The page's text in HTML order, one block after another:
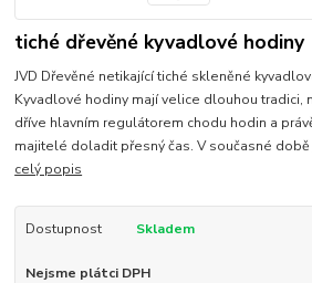
tiché dřevěné kyvadlové hodiny
JVD Dřevěné netikající tiché skleněné
Kyvadlové hodiny mají velice dlouhou tradici,
dříve hlavním regulátorem chodu hodin a
majitelé doladit přesný čas. V současné
celý popis
Dostupnost Skladem
Nejsme plátci DPH